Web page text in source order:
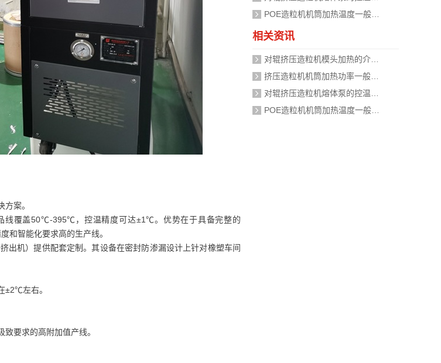
案。
线覆盖50℃-395℃，控温精度可达±1℃。优势在于具备完整的
和智能化要求高的生产线。
出机）提供配套定制。其设备在密封防渗漏设计上针对橡塑车间
±2℃左右。
要求的高附加值产线。
相关资讯